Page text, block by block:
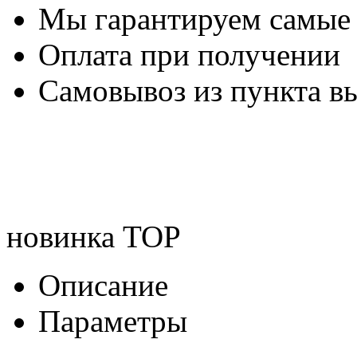
Мы гарантируем
Оплата при получении
Самовывоз из пункта
новинка TOP
Описание
Параметры